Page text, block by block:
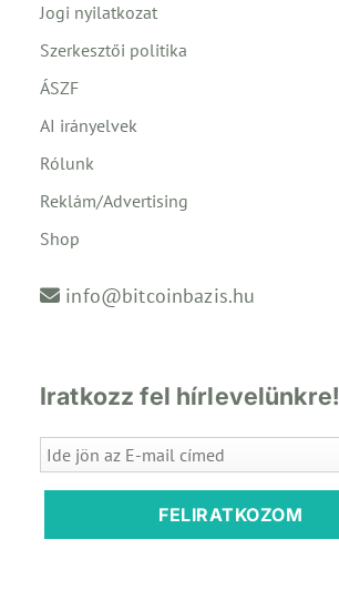
Jogi nyilatkozat
Szerkesztői politika
ÁSZF
AI irányelvek
Rólunk
Reklám/Advertising
Shop
info@bitcoinbazis.hu
Iratkozz fel hírlevelünkre!
FELIRATKOZOM